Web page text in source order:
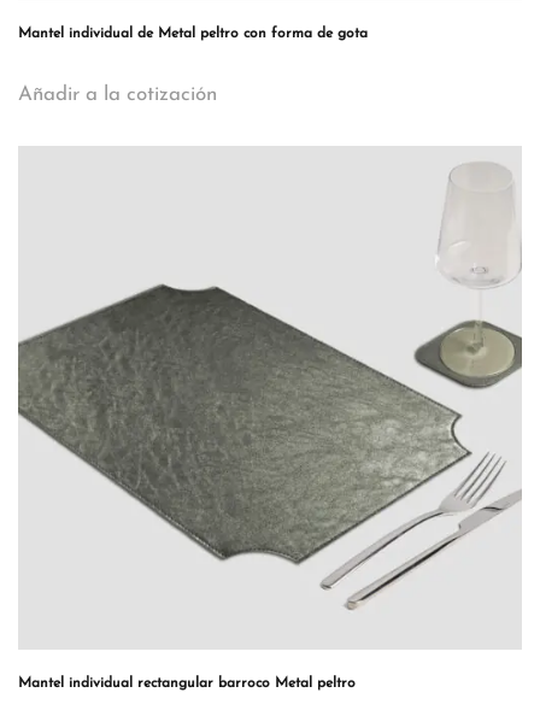
Mantel individual de Metal peltro con forma de gota
Añadir a la cotización
Mantel individual rectangular barroco Metal peltro